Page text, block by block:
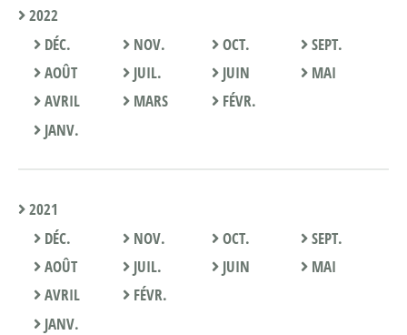
2022
DÉC.
NOV. OCT.
SEPT.
AOÛT
JUIL. JUIN
MAI
AVRIL
MARS
FÉVR.
JANV.
2021
DÉC.
NOV. OCT.
SEPT.
AOÛT
JUIL. JUIN
MAI
AVRIL
FÉVR.
JANV.